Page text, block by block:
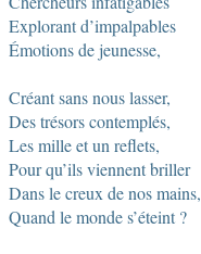
Explorant d’impalpables
Émotions de jeunesse,
Créant sans nous lasser,
Des trésors contemplés,
Les mille et un reflets,
Pour qu’ils viennent briller
Dans le creux de nos mains,
Quand le monde s’éteint ?